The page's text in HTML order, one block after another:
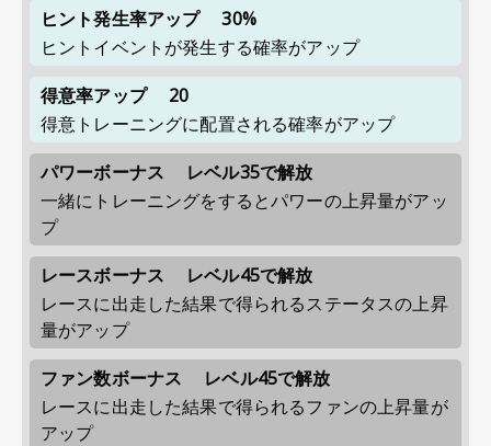
ヒント発生率アップ
30%
ヒントイベントが発生する確率がアップ
得意率アップ
20
得意トレーニングに配置される確率がアップ
パワーボーナス
レベル35で解放
一緒にトレーニングをするとパワーの上昇量がアッ
プ
レースボーナス
レベル45で解放
レースに出走した結果で得られるステータスの上昇
量がアップ
ファン数ボーナス
レベル45で解放
レースに出走した結果で得られるファンの上昇量が
アップ